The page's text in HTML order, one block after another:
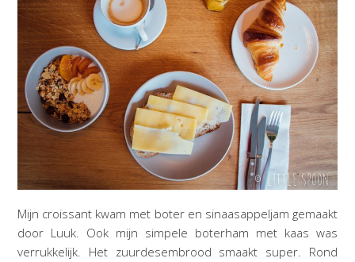
Mijn croissant kwam met boter en sinaasappeljam gemaakt
door Luuk. Ook mijn simpele boterham met kaas was
verrukkelijk. Het zuurdesembrood smaakt super. Rond